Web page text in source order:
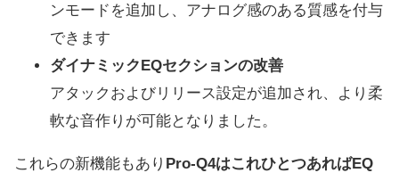
ンモードを追加し、アナログ感のある質感を付与
できます
ダイナミックEQセクションの改善
アタックおよびリリース設定が追加され、より柔
軟な音作りが可能となりました。
これらの新機能もあり Pro-Q4はこれひとつあればEQ